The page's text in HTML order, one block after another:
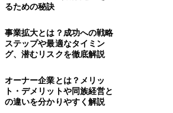
るための秘訣
事業拡大とは？成功への戦略
ステップや最適なタイミン
グ、潜むリスクを徹底解説
オーナー企業とは？メリッ
ト・デメリットや同族経営と
の違いを分かりやすく解説